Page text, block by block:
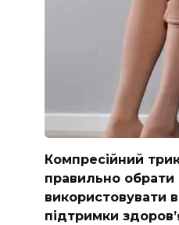
Компресійний
правильно обрати
використовувати
підтримки